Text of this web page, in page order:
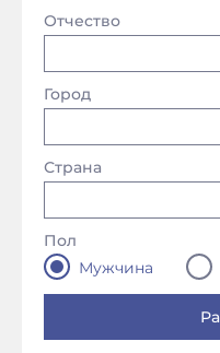
Отчество
Страна
Город
Пол
Мужчина